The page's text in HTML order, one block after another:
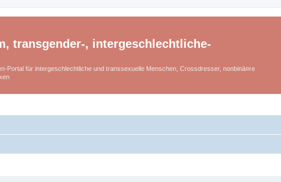
transgender-, intergeschlechtliche-
Portal für intergeschlechtliche und transsexuelle Menschen, Crossdresser, nonbinä¤re